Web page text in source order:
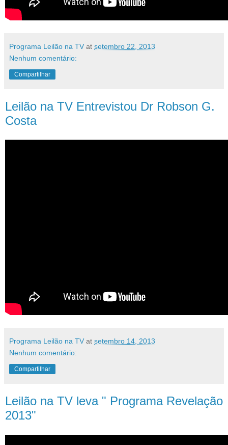
Programa Leilão na TV at setembro 22, 2013
Nenhum comentário:
Compartilhar
Leilão na TV Entrevistou Dr Robson G.
Costa
Programa Leilão na TV at setembro 14, 2013
Nenhum comentário:
Compartilhar
Leilão na TV leva " Programa Revelação
2013"